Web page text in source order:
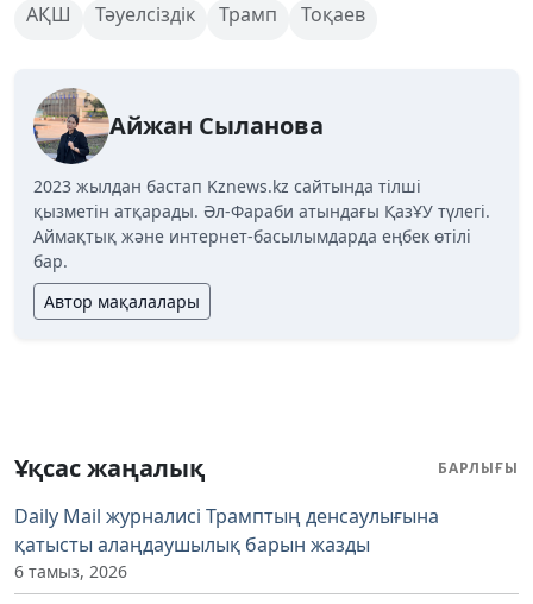
АҚШ Тәуелсіздік Трамп Тоқаев
Айжан Сыланова
2023 жылдан бастап Kznews.kz сайтында тілші
қызметін атқарады. Әл-Фараби атындағы ҚазҰУ түлегі.
Аймақтық және интернет-басылымдарда еңбек өтілі
бар.
Автор мақалалары
Ұқсас жаңалық БАРЛЫҒЫ
Daily Mail журналисі Трамптың денсаулығына
қатысты алаңдаушылық барын жазды
6 тамыз, 2026